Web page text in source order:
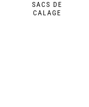
SACS DE
CALAGE